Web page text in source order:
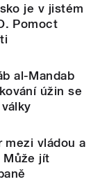
je v jistém
Pomoct
al-Mandab
úžin se
mezi vládou a
Může jít